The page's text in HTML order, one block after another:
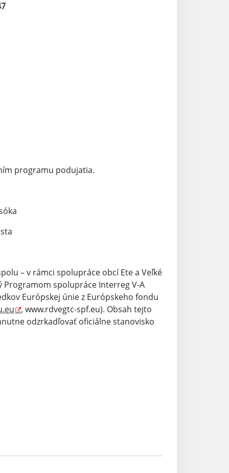
programu podujatia.
– v rámci spolupráce obcí Ete a Veľké
Programom spolupráce Interreg V-A
Európskej únie z Európskeho fondu
, www.rdvegtc-spf.eu). Obsah tejto
odzrkadľovať oficiálne stanovisko